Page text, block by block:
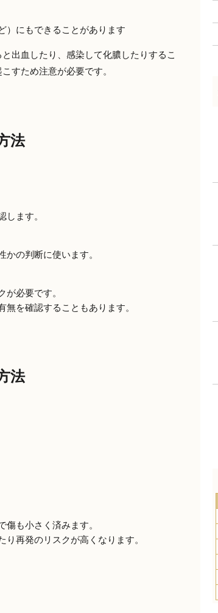
）にもできることがあります
出血したり、感染して化膿したりするこ
すため注意が必要です。
法
ます。
の判断に使います。
必要です。
を確認することもあります。
法
も小さく済みます。
再発のリスクが高くなります。